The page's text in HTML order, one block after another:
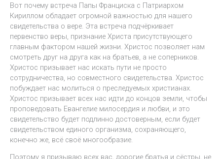
Вот почему встреча Папы Франциска с Патриархом
Кириллом обладает огромной важностью для нашего
свидетельства о вере. Эта встреча подчёркивает
первенство веры, признание Христа присутствующего
главным фактором нашей жизни. Христос позволяет нам
смотреть друг на друга как на братьев, а не соперников.
Христос призывает нас искать пути не просто
сотрудничества, но совместного свидетельства. Христос
побуждает нас молиться о преследуемых христианах.
Христос призывает всех нас идти до концов земли, чтобы
проповедовать Евангелие милосердия и любви, и это
свидетельство будет подлинно достоверным, если будет
свидетельством единого организма, сохраняющего,
конечно же, всё своё многообразие.